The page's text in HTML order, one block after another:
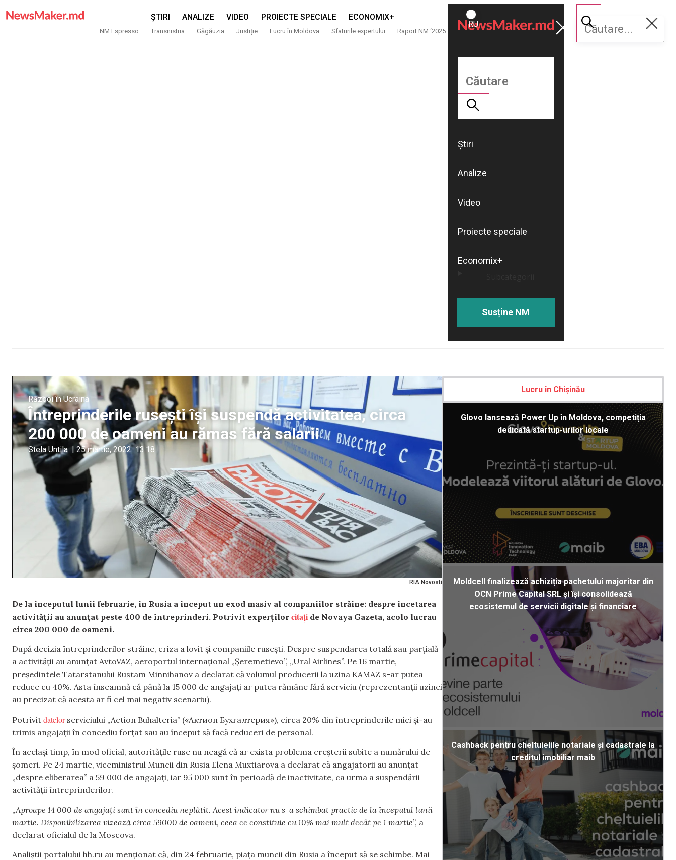
ȘTIRI ANALIZE VIDEO PROIECTE SPECIALE ECONOMIX+
NM Espresso Transnistria Găgăuzia Justiție Lucru în Moldova Sfaturile expertului Raport NM ‘2025
ROMÂNĂ
RU
Susține
NM
Știri
Analize
Video
Proiecte speciale
Economix+
Susține NM
RIA Novosti
Război în Ucraina
Întreprinderile rusești își suspendă activitatea, circa
200 000 de oameni au rămas fără salarii
Stela Untila | 25 martie, 2022 13:18
De la începutul lunii februarie, în Rusia a început un exod masiv al companiilor străine: despre încetarea
activității au anunțat peste 400 de întreprinderi. Potrivit experților citați de Novaya Gazeta, acolo lucrau
circa 200 000 de oameni.
După decizia întreprinderilor străine, criza a lovit și companiile rusești. Despre suspendarea totală sau parțială
a activității au anunțat AvtoVAZ, aeroportul internațional „Șeremetievo”, „Ural Airlines”. Pe 16 martie,
președintele Tatarstanului Rustam Minnihanov a declarat că volumul producerii la uzina KAMAZ s-ar putea
reduce cu 40%. Asta înseamnă că până la 15 000 de angajați ar putea rămâne fără serviciu (reprezentanții uzinei
au precizat că acesta ar fi cel mai negativ scenariu).
Potrivit datelorserviciului „Action Buhalteria” («Актион Бухгалтерия»), circa 20% din întreprinderile mici și-au
trimis angajații în concediu forțat sau au început să facă reduceri de personal.
În același timp, în mod oficial, autoritățile ruse nu neagă că ar exista problema creșterii subite a numărului de
șomeri. Pe 24 martie, viceministrul Muncii din Rusia Elena Muxtiarova a declarat că angajatorii au anunțat
„despre eliberarea” a 59 000 de angajați, iar 95 000 sunt în perioadă de inactivitate, ca urma a suspendării
activității întreprinderilor.
„Aproape 14 000 de angajați sunt în concediu neplătit. Acest indicator nu s-a schimbat practic de la începutul lunii
martie. Disponibilizarea vizează circa 59000 de oameni, ceea ce constituie cu 10% mai mult decât pe 1 martie”, a
declarat oficialul de la Moscova.
Analiștii portalului hh.ru au menționat că, din 24 februarie, piața muncii din Rusia a început să se schimbe. Mai
Lucru în Chișinău
Glovo lansează Power Up în Moldova, competiția
dedicată startup-urilor locale
Moldcell finalizează achiziția pachetului majoritar din
OCN Prime Capital SRL și își consolidează
ecosistemul de servicii digitale și financiare
Cashback pentru cheltuielile notariale și cadastrale la
creditul imobiliar maib